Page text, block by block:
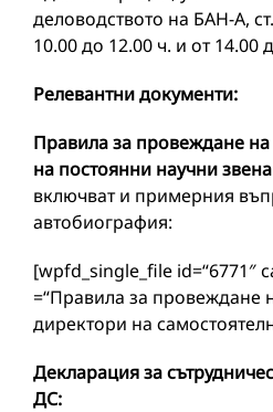
деловодството на БАН-А,
10.00 до 12.00 ч. и от 14.00
Релевантни документи:
Правила за провеждане
на постоянни научни
включват и примерния
автобиография:
[wpfd_single_file id=“6771″
=“Правила за провеждане
директори на
Декларация за
ДС: